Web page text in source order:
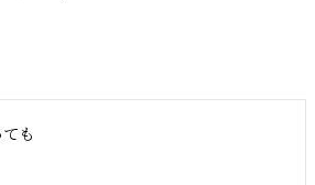
も